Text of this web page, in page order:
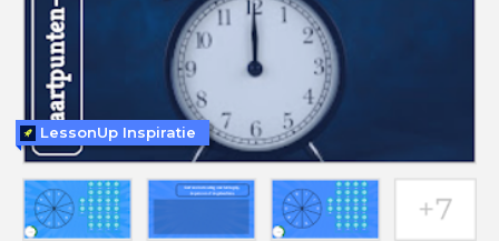
LessonUp Inspiratie